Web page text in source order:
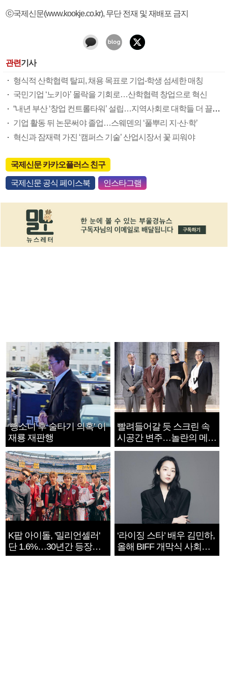
ⓒ국제신문(www.kookje.co.kr), 무단 전재 및 재배포 금지
관련기사
형식적 산학협력 탈피, 채용 목표로 기업-학생 섬세한 매칭
국민기업 ‘노키아’ 몰락을 기회로…산학협력 창업으로 혁신
“내년 부산 ‘창업 컨트롤타워’ 설립…지역사회로 대학들 더 끌어낼 것”
기업 활동 뒤 논문써야 졸업…스웨덴의 ‘풀뿌리 지·산·학’
혁신과 잠재력 가진 ‘캠퍼스 기술’ 산업시장서 꽃 피워야
국제신문 카카오플러스 친구
국제신문 공식 페이스북 인스타그램
‘뺑소니 후 술타기 의혹’ 이
재룡 재판행
빨려들어갈 듯 스크린 속
시공간 변주…놀란의 메시
지는 ‘전쟁 속죄’
K팝 아이돌, '밀리언셀러'
단 1.6%…30년간 등장
1182개팀 전수조사
‘라이징 스타’ 배우 김민하,
올해 BIFF 개막식 사회자
확정